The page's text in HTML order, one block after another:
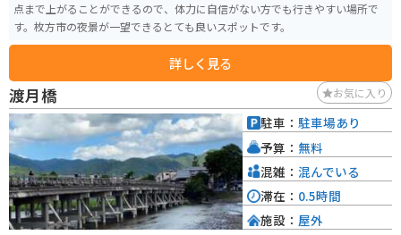
点まで上がることができるので、体力に自信がない方でも行きやすい場所で
す。枚方市の夜景が一望できるとても良いスポットです。
詳しく見る
渡月橋 お気に入り
駐車： 駐車場あり
予算： 無料
混雑： 混んでいる
滞在： 0.5時間
施設： 屋外